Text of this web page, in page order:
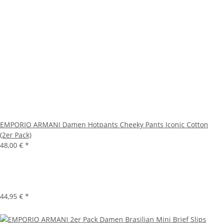
EMPORIO ARMANI Damen Hotpants Cheeky Pants Iconic Cotton
(2er Pack)
48,00 € *
44,95 € *